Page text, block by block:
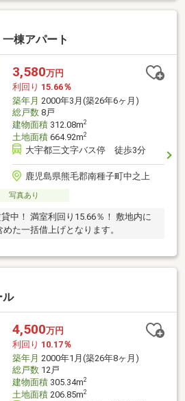
棟アパート
3,580万円
利回り 15.66％
築年月 2000年3月(築26年6ヶ月)
総戸数8戸
建物面積312.08m2
土地面積664.92m2
大宇都三文字バス停 徒歩3分
鹿児島県熊毛郡南種子町中之上
写真あり
満室利回り15.66％！ 敷地内に
た一括借上げとなります。
ル
4,500万円
利回り 10.17％
築年月 2000年1月(築26年8ヶ月)
総戸数12戸
建物面積305.34m2
土地面積206.85m2